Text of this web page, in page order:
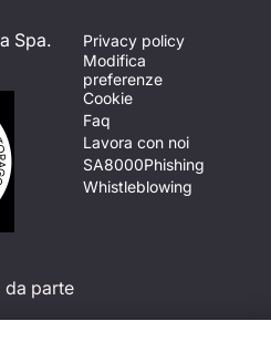
Spa.
da parte
Privacy policy
Modifica
preferenze
Cookie
Faq
Lavora con noi
SA8000Phishing
Whistleblowing